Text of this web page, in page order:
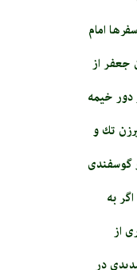
امام‏
جعفر از
دور خيمه
تك و
و گوسفندى
به
از
در